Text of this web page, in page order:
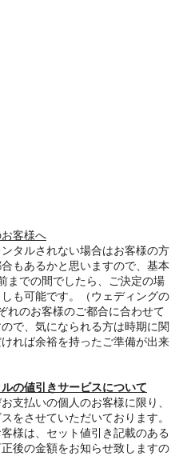
客様へ
タルされない場合はお客様の方
もあるかと思いますので、基本
までの間でしたら、ご決定の場
も可能です。（ウェディングの
れのお客様のご都合に合わせて
で、気になられる方は時期に関
れば余裕を持ったご準備が出来
の値引きサービスについて
支払いの個人のお客様に限り、
をさせていただいております。
様は、セット値引き記載のある
後の金額をお知らせ致しますの